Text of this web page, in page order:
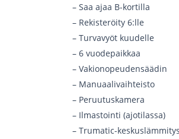
– Saa ajaa B-kortilla
– Rekisteröity 6:lle
– Turvavyöt kuudelle
– 6 vuodepaikkaa
– Vakionopeudensäädin
– Manuaalivaihteisto
– Peruutuskamera
– Ilmastointi (ajotilassa)
– Trumatic-